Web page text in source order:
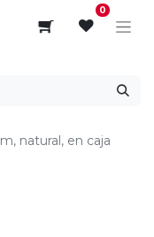
0
natural, en caja